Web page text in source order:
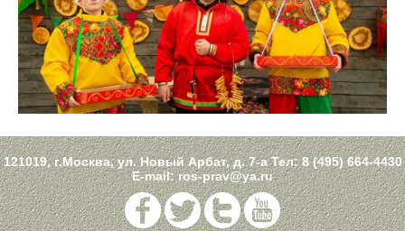
121019, г.Москва, ул. Новый Арбат, д. 7-а Тел:8 (495) 664-4430
E-mail:ros-prav@ya.ru